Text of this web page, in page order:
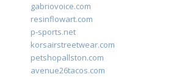
gabriovoice.com
resinflowart.com
p-sports.net
korsairstreetwear.com
petshopallston.com
avenue26tacos.com